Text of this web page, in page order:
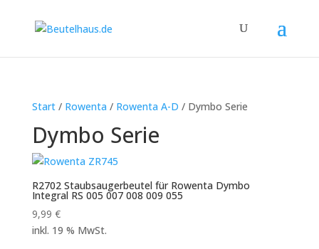
Start/ Rowenta / Rowenta A-D / Dymbo Serie
Dymbo Serie
R2702 Staubsaugerbeutel für Rowenta Dymbo
Integral RS 005 007 008 009 055
9,99 €
inkl. 19 % MwSt.